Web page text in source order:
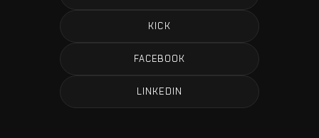
KICK
FACEBOOK
LINKEDIN